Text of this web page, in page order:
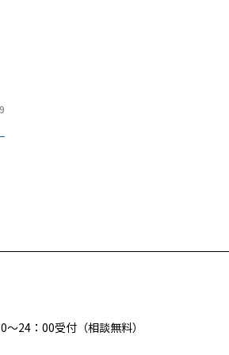
～24：00受付（相談無料）